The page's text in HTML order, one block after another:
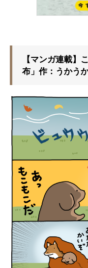
【マンガ連載
布」作：うかう